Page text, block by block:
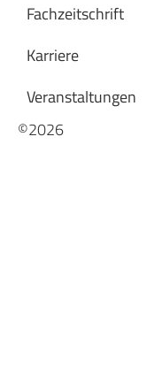
Fachzeitschrift
Karriere
Veranstaltungen
©2026